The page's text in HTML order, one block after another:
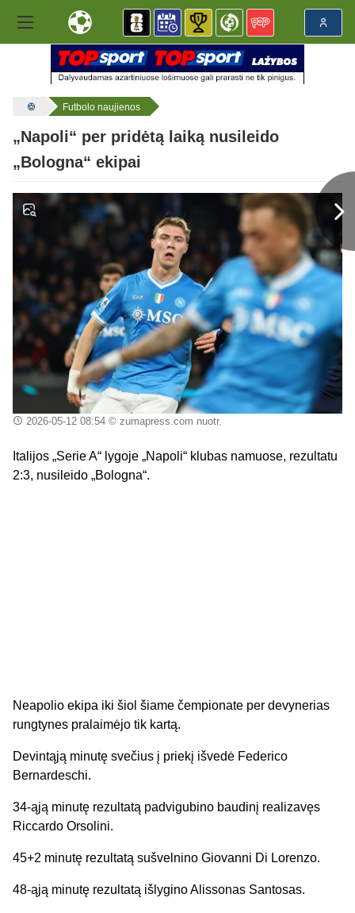
Futbolo naujienos
„Napoli“ per pridėtą laiką nusileido
„Bologna“ ekipai
2026-05-12 08:54© zumapress.com nuotr.
Italijos „Serie A“ lygoje „Napoli“ klubas namuose, rezultatu
2:3, nusileido „Bologna“.
Neapolio ekipa iki šiol šiame čempionate per devynerias
rungtynes pralaimėjo tik kartą.
Devintąją minutę svečius į priekį išvedė Federico
Bernardeschi.
34-ąją minutę rezultatą padvigubino baudinį realizavęs
Riccardo Orsolini.
45+2 minutę rezultatą sušvelnino Giovanni Di Lorenzo.
48-ąją minutę rezultatą išlygino Alissonas Santosas.